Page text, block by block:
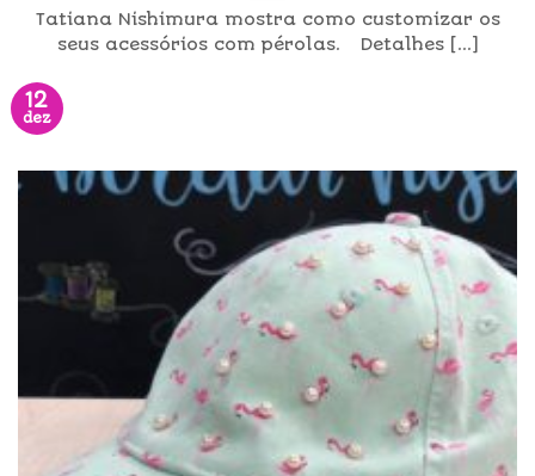
Tatiana Nishimura mostra como customizar os
seus acessórios com pérolas. Detalhes [...]
12
dez